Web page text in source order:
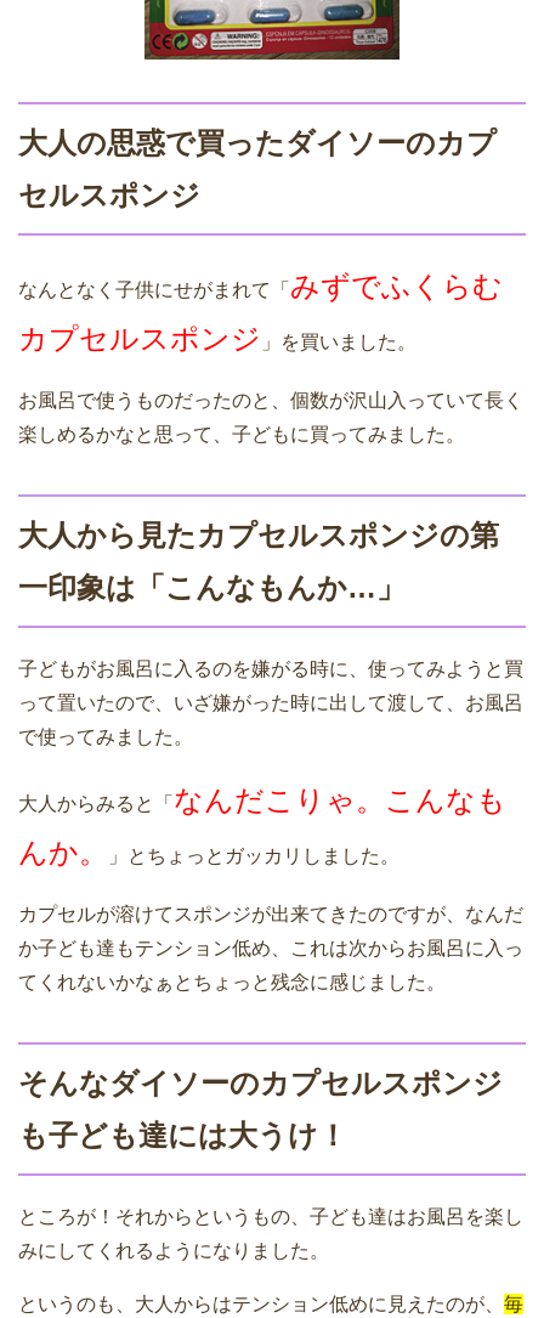
大人の思惑で買ったダイソーのカプ
セルスポンジ
なんとなく子供にせがまれて「 みずでふくらむ
カプセルスポンジ 」を買いました。
お風呂で使うものだったのと、個数が沢山入っていて長く
楽しめるかなと思って、子どもに買ってみました。
大人から見たカプセルスポンジの第
一印象は「こんなもんか…」
子どもがお風呂に入るのを嫌がる時に、使ってみようと買
って置いたので、いざ嫌がった時に出して渡して、お風呂
で使ってみました。
大人からみると「 なんだこりゃ。こんなも
んか。
」とちょっとガッカリしました。
カプセルが溶けてスポンジが出来てきたのですが、なんだ
か子ども達もテンション低め、これは次からお風呂に入っ
てくれないかなぁとちょっと残念に感じました。
そんなダイソーのカプセルスポンジ
も子ども達には大うけ！
ところが！それからというもの、子ども達はお風呂を楽し
みにしてくれるようになりました。
というのも、大人からはテンション低めに見えたのが、 毎